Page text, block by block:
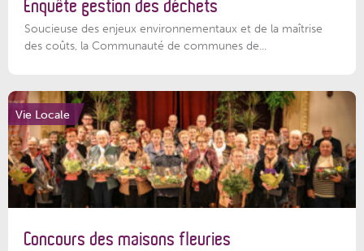
Enquête gestion des déchets
Soucieuse des enjeux environnementaux et de la maîtrise
des coûts, la Communauté de communes de...
Vie Locale
Concours des maisons fleuries